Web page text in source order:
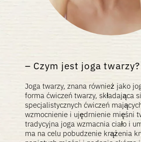
Czym jest joga twarzy?
Joga twarzy, znana również jako
forma ćwiczeń twarzy, składająca
specjalistycznych ćwiczeń
wzmocnienie i ujędrnienie mięśni
tradycyjna joga wzmacnia ciało i
ma na celu pobudzenie krążenia